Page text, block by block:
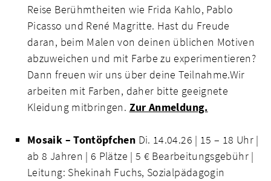
Reise Berühmtheiten wie Frida Kahlo, Pablo
Picasso und René Magritte. Hast du Freude
daran, beim Malen von deinen üblichen Motiven
abzuweichen und mit Farbe zu experimentieren?
Dann freuen wir uns über deine Teilnahme.Wir
arbeiten mit Farben, daher bitte geeignete
Kleidung mitbringen. Zur Anmeldung.
Mosaik – Tontöpfchen Di. 14.04.26 | 15 – 18 Uhr |
ab 8 Jahren | 6 Plätze | 5 € Bearbeitungsgebühr |
Leitung: Shekinah Fuchs, Sozialpädagogin